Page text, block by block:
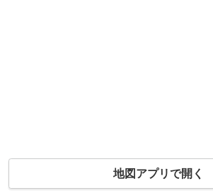
地図アプリで開く